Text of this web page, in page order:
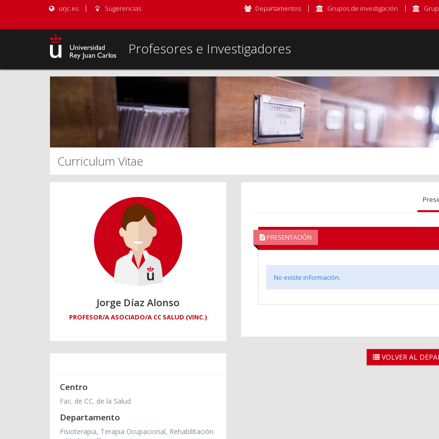
urjc.es Sugerencias Departamentos Grupos de investigación
Profesores e Investigadores
Curriculum Vitae
Jorge Díaz Alonso
PROFESOR/A ASOCIADO/A CC SALUD (VINC.)
Centro
Fac. de CC. de la Salud
Departamento
Fisioterapia, Terapia Ocupacional, Rehabilitación
PRESENTACIÓN
No existe información.
VOLVER AL